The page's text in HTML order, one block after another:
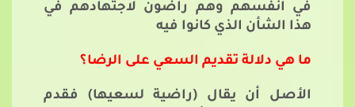
في أنفسهم وهم راضون لاجتهادهم في
هذا الشأن الذي كانوا فيه
ما هي دلالة تقديم السعي على الرضا؟
الأصل أن يقال (راضية لسعيها) فقدم